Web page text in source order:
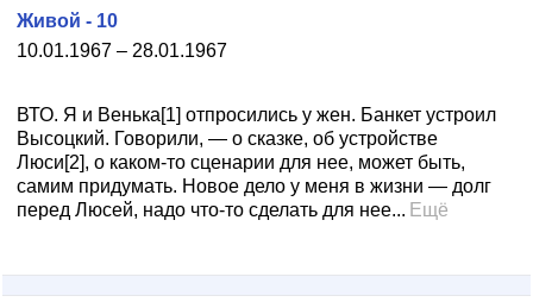
10.01.1967 – 28.01.1967
Живой - 10
ВТО. Я и Венька[1] отпросились у жен. Банкет устроил
Высоцкий. Говорили, — о сказке, об устройстве
Люси[2], о каком-то сценарии для нее, может быть,
самим придумать. Новое дело у меня в жизни — долг
перед Люсей, надо что-то сделать для нее... Ещё